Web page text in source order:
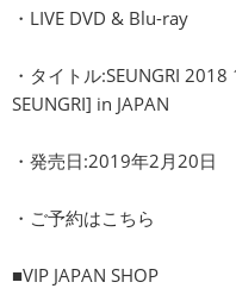
・LIVE DVD & Blu-ray
・タイトル:SEUNGRI
SEUNGRI] in JAPAN
・発売日:2019年2月20日
・ご予約はこちら
■VIP JAPAN SHOP